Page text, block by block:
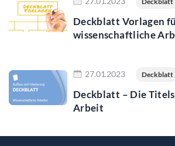
Deckblatt Vorlagen
wissenschaftliche
27.01.2023 Deckblatt
Deckblatt – Die
Arbeit